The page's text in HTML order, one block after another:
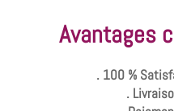
Avantages
. 100 %
.